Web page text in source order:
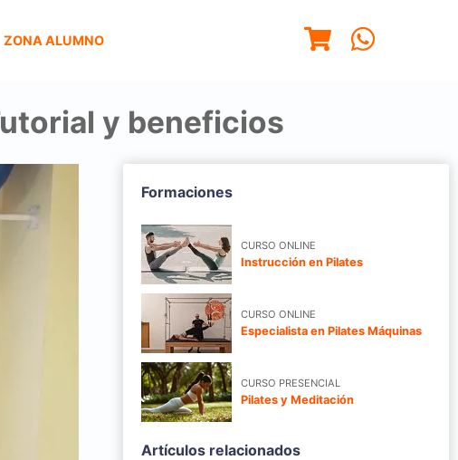
ZONA ALUMNO
y beneficios
Formaciones
CURSO ONLINE
Instrucción en Pilates
CURSO ONLINE
Especialista en Pilates Máquinas
CURSO PRESENCIAL
Pilates y Meditación
Artículos relacionados